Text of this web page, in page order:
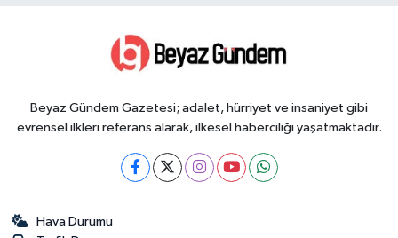
Beyaz Gündem Gazetesi; adalet, hürriyet ve insaniyet gibi
evrensel ilkleri referans alarak, ilkesel haberciliği yaşatmaktadır.
Hava Durumu